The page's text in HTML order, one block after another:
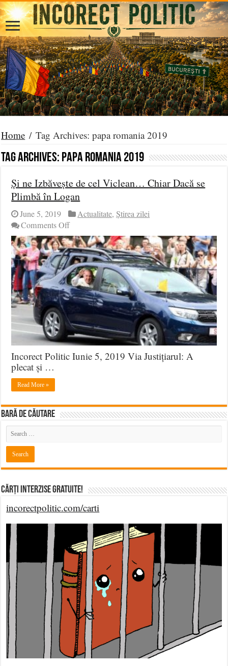
Home / Tag Archives: papa romania 2019
Tag Archives: papa romania 2019
Și ne Izbăvește de cel Viclean… Chiar Dacă se
Plimbă în Logan
June 5, 2019 Actualitate,Știrea zilei
Comments Offon
Și
ne
Izbăvește
de
cel
Viclean…
Chiar
Dacă
se
Plimbă
în
Logan
Incorect Politic Iunie 5, 2019 Via Justițiarul: A
plecat și …
Read More »
BARĂ DE CĂUTARE
Cărți Interzise Gratuite!
incorectpolitic.com/carti